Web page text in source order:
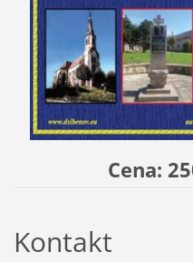
Cena:
Kontakt